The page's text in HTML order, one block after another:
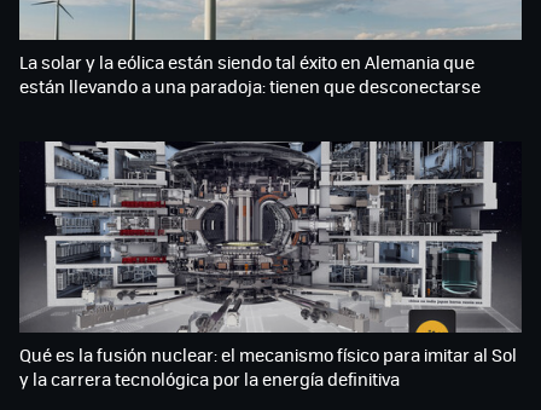
La solar y la eólica están siendo tal éxito en Alemania que
están llevando a una paradoja: tienen que desconectarse
Qué es la fusión nuclear: el mecanismo físico para imitar al Sol
y la carrera tecnológica por la energía definitiva